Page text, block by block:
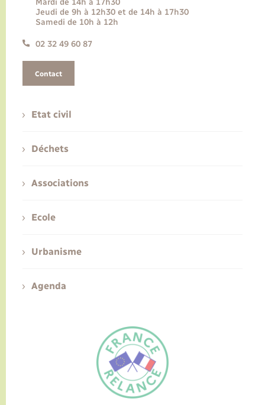
FR
Jeudi de 9h à 12h30 et de 14h à 17h30
Samedi de 10h à 12h
02 32 49 60 87
Contact
Etat civil
Déchets
Associations
Ecole
Urbanisme
Agenda